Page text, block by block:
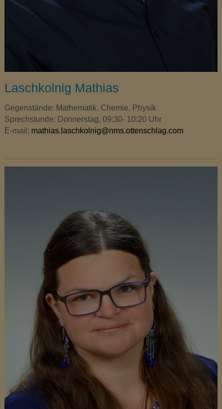
Laschkolnig Mathias
Gegenstände: Mathematik, Chemie, Physik
Sprechstunde: Donnerstag, 09:30- 10:20 Uhr
E-mail: mathias.laschkolnig@nms.ottenschlag.com